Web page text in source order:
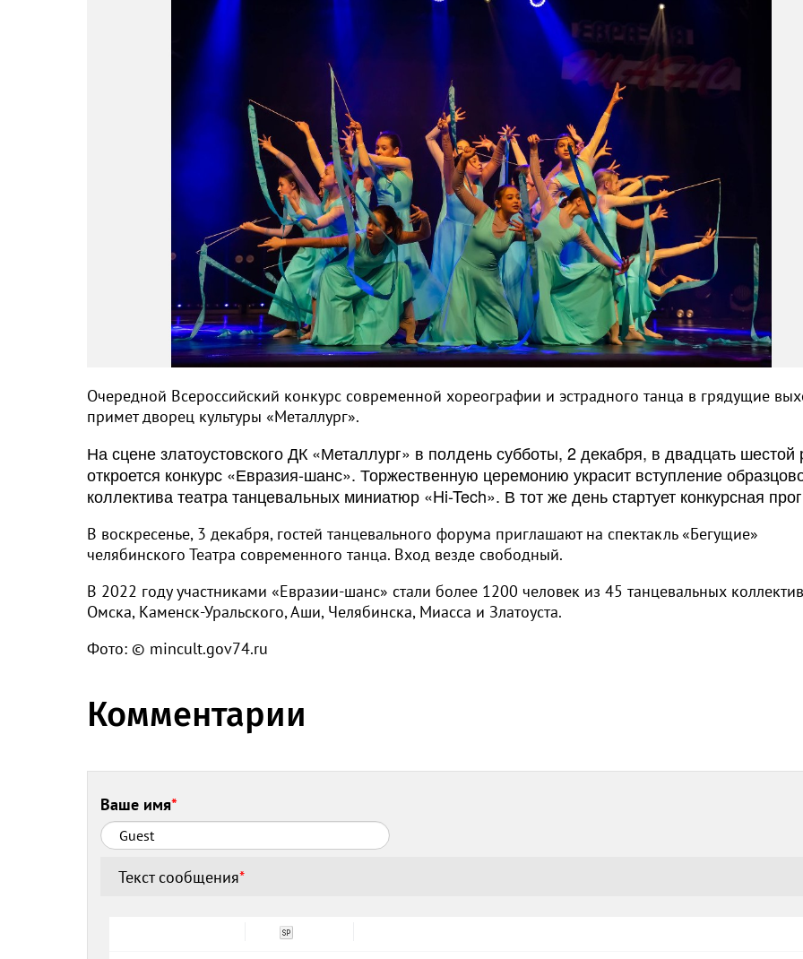
Очередной Всероссийский конкурс современной хореографии и эстрадного танца в грядущие
примет дворец культуры «Металлург».
На сцене златоустовского ДК «Металлург» в полдень субботы, 2 декабря, в двадцать шестой
откроется конкурс «Евразия-шанс». Торжественную церемонию украсит вступление
коллектива театра танцевальных миниатюр «Hi-Tech». В тот же день стартует конкурсная
В воскресенье, 3 декабря, гостей танцевального форума приглашают на спектакль «Бегущие»
челябинского Театра современного танца. Вход везде свободный.
В 2022 году участниками «Евразии-шанс» стали более 1200 человек из 45 танцевальных
Омска, Каменск-Уральского, Аши, Челябинска, Миасса и Златоуста.
Фото: © mincult.gov74.ru
Комментарии
Ваше имя*
Текст сообщения*